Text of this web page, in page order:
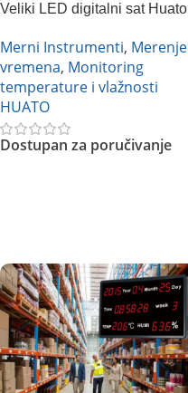
Veliki LED digitalni sat Huato
Merni Instrumenti, Merenje
vremena, Monitoring
temperature i vlažnosti
HUATO
Dostupan za poručivanje